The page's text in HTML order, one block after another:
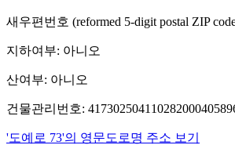
새우편번호 (reformed 5-digit postal ZIP
지하여부: 아니오
산여부: 아니오
건물관리번호:
'도예로 73'의 영문도로명 주소 보기